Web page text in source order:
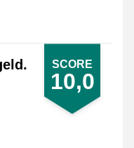
SCORE
10,0